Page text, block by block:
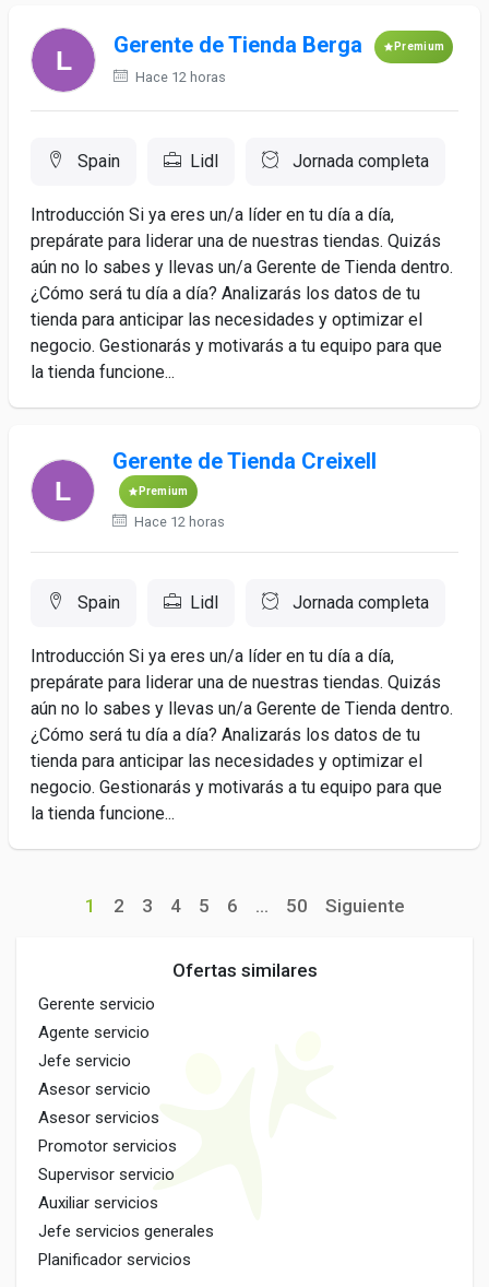
Gerente de Tienda Berga Premium
Hace 12 horas
Spain Lidl Jornada completa
Introducción Si ya eres un/a líder en tu día a día,
prepárate para liderar una de nuestras tiendas. Quizás
aún no lo sabes y llevas un/a Gerente de Tienda dentro.
¿Cómo será tu día a día? Analizarás los datos de tu
tienda para anticipar las necesidades y optimizar el
negocio. Gestionarás y motivarás a tu equipo para que
la tienda funcione...
Gerente de Tienda Creixell
Premium
Hace 12 horas
Spain Lidl Jornada completa
Introducción Si ya eres un/a líder en tu día a día,
prepárate para liderar una de nuestras tiendas. Quizás
aún no lo sabes y llevas un/a Gerente de Tienda dentro.
¿Cómo será tu día a día? Analizarás los datos de tu
tienda para anticipar las necesidades y optimizar el
negocio. Gestionarás y motivarás a tu equipo para que
la tienda funcione...
1 2 3 4 5 6 ... 50 Siguiente
Ofertas similares
Gerente servicio
Agente servicio
Jefe servicio
Asesor servicio
Asesor servicios
Promotor servicios
Supervisor servicio
Auxiliar servicios
Jefe servicios generales
Planificador servicios